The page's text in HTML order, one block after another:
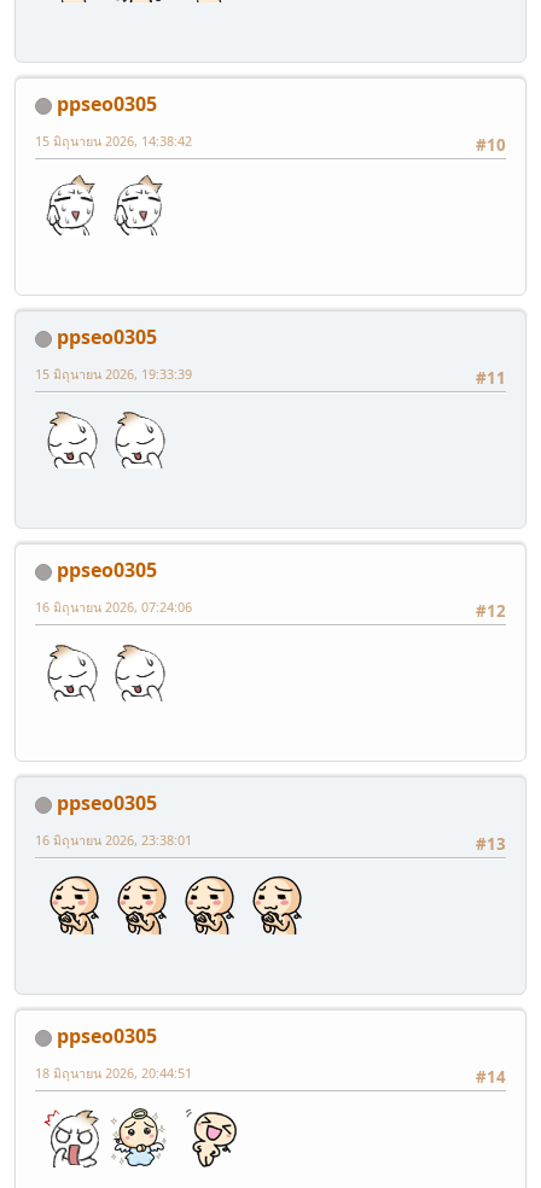
ppseo0305
#10
15 มิถุนายน 2026, 14:38:42
ppseo0305
#11
15 มิถุนายน 2026, 19:33:39
ppseo0305
#12
16 มิถุนายน 2026, 07:24:06
ppseo0305
#13
16 มิถุนายน 2026, 23:38:01
ppseo0305
#14
18 มิถุนายน 2026, 20:44:51